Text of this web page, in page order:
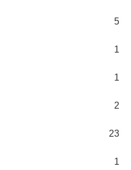
5
1
1
2
23
1